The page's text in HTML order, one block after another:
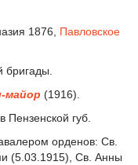
1876, Павловское
майор (1916).
Пензенской губ.
орденов: Св.
(5.03.1915), Св. Анны